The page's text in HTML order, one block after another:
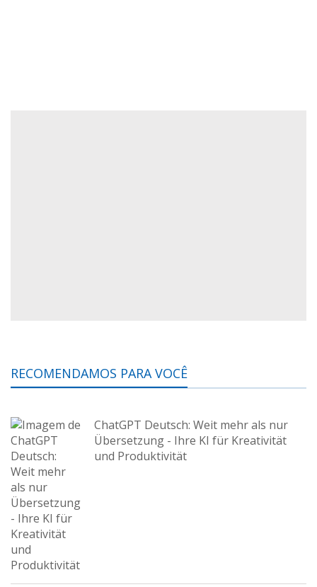
RECOMENDAMOS PARA VOCÊ
ChatGPT Deutsch: Weit mehr als nur
Übersetzung - Ihre KI für Kreativität
und Produktivität